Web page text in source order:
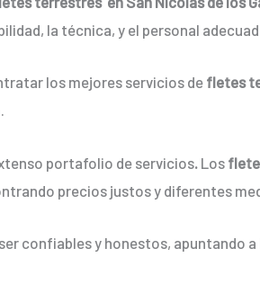
la técnica, y el personal
los mejores servicios defletes
portafolio de servicios. Los
precios justos y diferentes
confiables y honestos, apuntando